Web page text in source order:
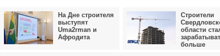
На Дне строителя
выступят
Uma2rman и
Афродита
Строители
области
больше